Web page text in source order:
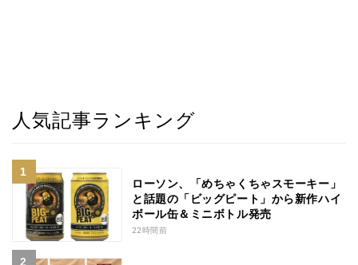
人気記事ランキング
ローソン、「めちゃくちゃスモーキー」
と話題の「ビッグピート」から新作ハイ
ボール缶＆ミニボトル発売
22時間前